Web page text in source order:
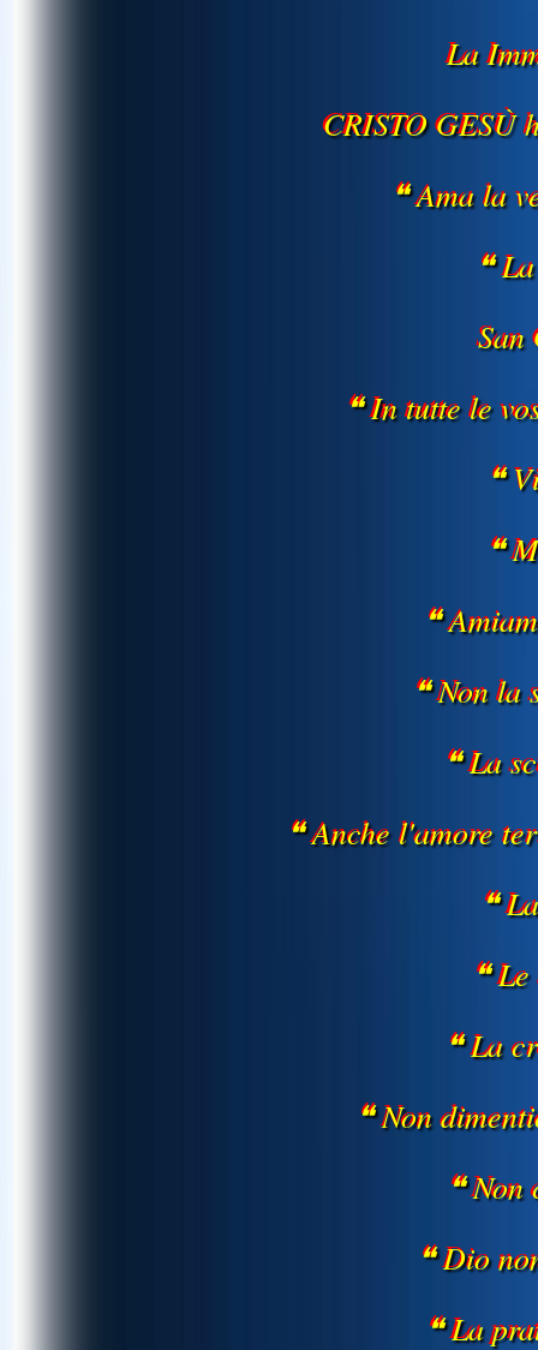
La
CRISTO
❝ Ama la
❝
❝ In tutte le
❝
❝
❝
❝ Non
❝ La
❝ Anche l'amore
❝
❝
❝ La
❝ Non
❝
❝ Dio
❝ La